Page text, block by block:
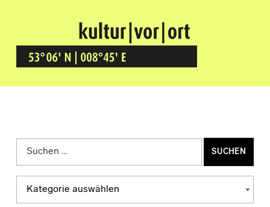
Kultur Vor Ort
BREMEN GRÖPELINGEN
Suchen nach:
KATEGORIEN
Kategorien